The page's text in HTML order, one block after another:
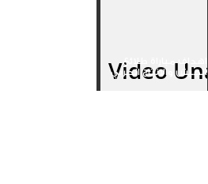
اهداف مباراة طلائع
الجيش والانتاج الحربي